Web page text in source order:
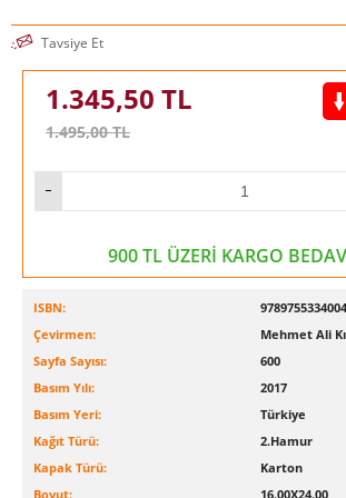
Tavsiye Et
1.345,50 TL
1.495,00TL
900 TL ÜZERİ KARGO
ISBN:
9789755334004
Çevirmen:
Mehmet Ali
Sayfa Sayısı:
600
Basım Yılı:
2017
Basım Yeri:
Türkiye
Kağıt Türü:
2.Hamur
Kapak Türü:
Karton
Boyut:
16.00X24.00